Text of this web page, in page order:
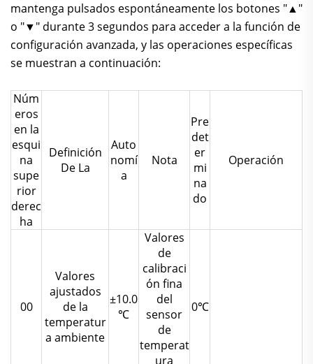
mantenga pulsados espontáneamente los botones "▲"
o "▼" durante 3 segundos para acceder a la función de
configuración avanzada, y las operaciones específicas
se muestran a continuación:
Núm
eros
en la
esqui
na
supe
rior
derec
ha
Definición
De La
Auto
nomí
a
Nota
Pre
det
er
mi
na
do
Operación
00
Valores
ajustados
de la
temperatur
a ambiente
±10.0
℃
Valores
de
calibraci
ón fina
del
sensor
de
temperat
ura
0℃